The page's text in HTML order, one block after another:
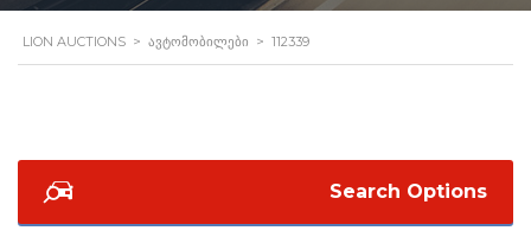
LION AUCTIONS > ᲐᲕᲢᲝᲛᲝᲑᲘᲚᲔᲑᲘ > 112339
Search Options